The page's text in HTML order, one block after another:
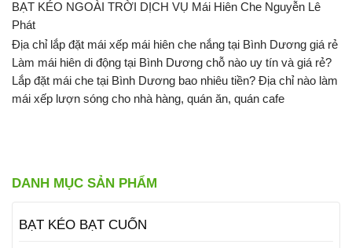
DANH MỤC SẢN PHẨM
BẠT KÉO BẠT CUỐN
BẠT KÉO NGOÀI TRỜI DỊCH VỤ Mái Hiên Che Nguyễn Lê
Phát
Địa chỉ lắp đặt mái xếp mái hiên che nắng tại Bình Dương giá rẻ
Làm mái hiên di động tại Bình Dương chỗ nào uy tín và giá rẻ?
Lắp đặt mái che tại Bình Dương bao nhiêu tiền? Địa chỉ nào làm
mái xếp lượn sóng cho nhà hàng, quán ăn, quán cafe